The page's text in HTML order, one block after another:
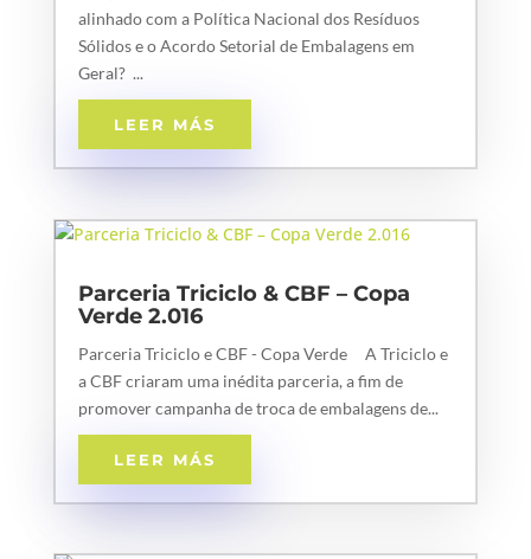
alinhado com a Política Nacional dos Resíduos
Sólidos e o Acordo Setorial de Embalagens em
Geral? ...
LEER MÁS
Parceria Triciclo & CBF – Copa
Verde 2.016
Parceria Triciclo e CBF - Copa Verde A Triciclo e
a CBF criaram uma inédita parceria, a fim de
promover campanha de troca de embalagens de...
LEER MÁS